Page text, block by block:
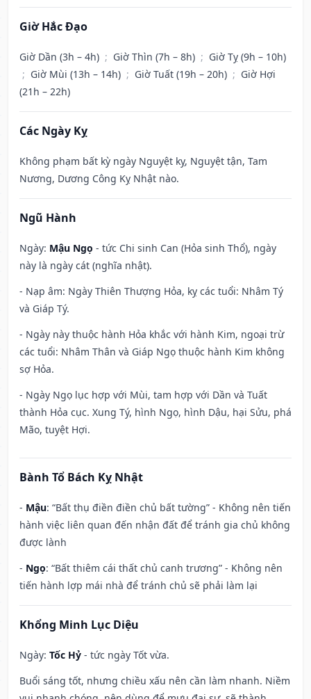
Giờ Hắc Đạo
Giờ Dần (3h – 4h) ; Giờ Thìn (7h – 8h) ; Giờ Tỵ (9h – 10h)
; Giờ Mùi (13h – 14h) ; Giờ Tuất (19h – 20h) ; Giờ Hợi
(21h – 22h)
Các Ngày Kỵ
Không phạm bất kỳ ngày Nguyệt kỵ, Nguyệt tận, Tam
Nương, Dương Công Kỵ Nhật nào.
Ngũ Hành
Ngày: Mậu Ngọ - tức Chi sinh Can (Hỏa sinh Thổ), ngày
này là ngày cát (nghĩa nhật).
- Nạp âm: Ngày Thiên Thượng Hỏa, kỵ các tuổi: Nhâm Tý
và Giáp Tý.
- Ngày này thuộc hành Hỏa khắc với hành Kim, ngoại trừ
các tuổi: Nhâm Thân và Giáp Ngọ thuộc hành Kim không
sợ Hỏa.
- Ngày Ngọ lục hợp với Mùi, tam hợp với Dần và Tuất
thành Hỏa cục. Xung Tý, hình Ngọ, hình Dậu, hại Sửu, phá
Mão, tuyệt Hợi.
Bành Tổ Bách Kỵ Nhật
- Mậu: “Bất thụ điền điền chủ bất tường” - Không nên tiến
hành việc liên quan đến nhận đất để tránh gia chủ không
được lành
- Ngọ: “Bất thiêm cái thất chủ canh trương” - Không nên
tiến hành lợp mái nhà để tránh chủ sẽ phải làm lại
Khổng Minh Lục Diệu
Ngày: Tốc Hỷ - tức ngày Tốt vừa.
Buổi sáng tốt, nhưng chiều xấu nên cần làm nhanh. Niềm